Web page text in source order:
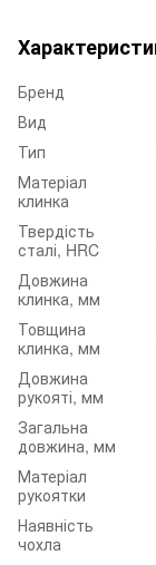
Бренд
Вид
Тип
Матеріал
клинка
Твердість
сталі, HRC
Довжина
клинка, мм
Товщина
клинка, мм
Довжина
рукояті, мм
Загальна
довжина, мм
Матеріал
рукоятки
Наявність
чохла